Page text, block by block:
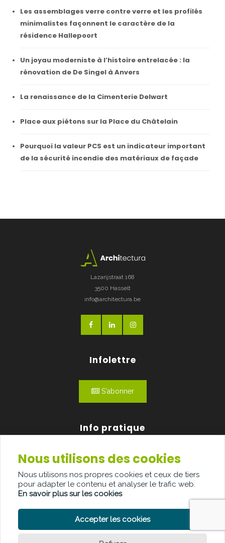
Les assemblages verre contre verre et les profilés
minimalistes façonnent le caractère de la
résidence Hallepoort
Un joyau moderniste à l’histoire entrelacée : la
rénovation de De Singel à Anvers
La renaissance de la Cimenterie Delwart
Place aux piétons sur la Place du Châtelain
Pourquoi la valeur PCS est un indicateur important
de la sécurité incendie des matériaux de façade
Lazarijstraat 168
3500 Hasselt
info@architectura.be
Infolettre
S'abonner
Info pratique
Qui sommes-nous?
Publicité
Contact
Nous utilisons des cookies
Nous utilisons nos propres cookies et ceux de tiers
pour adapter le contenu et analyser le trafic web.
En savoir plus sur les cookies
Accepter les cookies